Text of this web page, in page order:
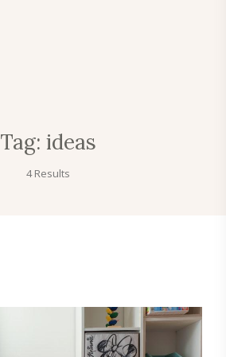
Tag: ideas
4 Results